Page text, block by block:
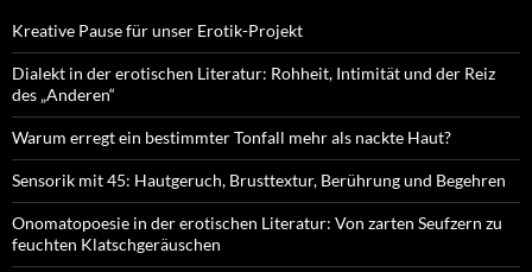
Kreative Pause für unser Erotik-Projekt
Dialekt in der erotischen Literatur: Rohheit, Intimität und der Reiz
des „Anderen“
Warum erregt ein bestimmter Tonfall mehr als nackte Haut?
Sensorik mit 45: Hautgeruch, Brusttextur, Berührung und Begehren
Onomatopoesie in der erotischen Literatur: Von zarten Seufzern zu
feuchten Klatschgeräuschen